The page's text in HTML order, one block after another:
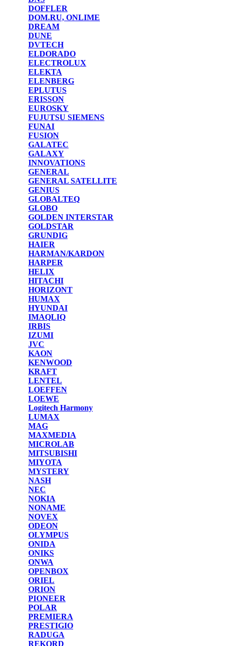
DOFFLER
DOM.RU, ONLIME
DREAM
DUNE
DVTECH
ELDORADO
ELECTROLUX
ELEKTA
ELENBERG
EPLUTUS
ERISSON
EUROSKY
FUJUTSU SIEMENS
FUNAI
FUSION
GALATEC
GALAXY
INNOVATIONS
GENERAL
GENERAL SATELLITE
GENIUS
GLOBALTEQ
GLOBO
GOLDEN INTERSTAR
GOLDSTAR
GRUNDIG
HAIER
HARMAN/KARDON
HARPER
HELIX
HITACHI
HORIZONT
HUMAX
HYUNDAI
IMAQLIQ
IRBIS
IZUMI
JVC
KAON
KENWOOD
KRAFT
LENTEL
LOEFFEN
LOEWE
Logitech Harmony
LUMAX
MAG
MAXMEDIA
MICROLAB
MITSUBISHI
MIYOTA
MYSTERY
NASH
NEC
NOKIA
NONAME
NOVEX
ODEON
OLYMPUS
ONIDA
ONIKS
ONWA
OPENBOX
ORIEL
ORION
PIONEER
POLAR
PREMIERA
PRESTIGIO
RADUGA
REKORD